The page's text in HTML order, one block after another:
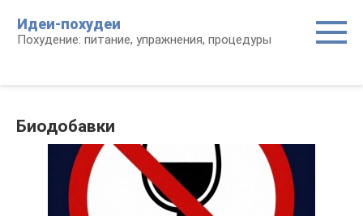
контенту
Идеи-похудеи
Похудение: питание, упражнения, процедуры
Биодобавки